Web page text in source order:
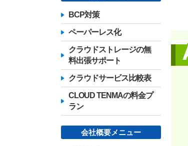
BCP対策
ペーパーレス化
クラウドストレージの無
料出張サポート
クラウドサービス比較表
CLOUD TENMAの料金プ
ラン
会社概要メニュー